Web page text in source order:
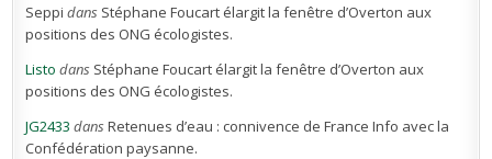
Seppi dans Stéphane Foucart élargit la fenêtre d’Overton aux
positions des ONG écologistes.
Listo dans Stéphane Foucart élargit la fenêtre d’Overton aux
positions des ONG écologistes.
JG2433 dansRetenues d’eau : connivence de France Info avec la
Confédération paysanne.